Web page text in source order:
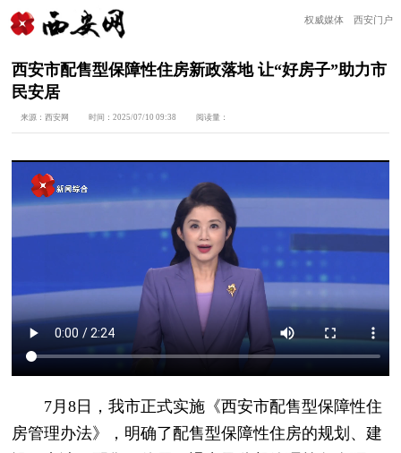
权威媒体 西安门户
西安市配售型保障性住房新政落地 让“好房子”助力市
民安居
来源：西安网 时间：2025/07/10 09:38 阅读量：
7月8日，我市正式实施《西安市配售型保障性住
房管理办法》，明确了配售型保障性住房的规划、建